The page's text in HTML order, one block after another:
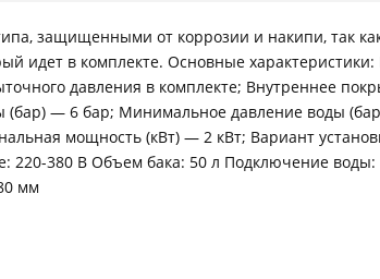
защищенными от коррозии и накипи, так
идет в комплекте. Основные
давления в комплекте; Внутреннее
— 6 бар; Минимальное давление воды
мощность (кВт) — 2 кВт; Вариант
380 В Объем бака: 50 л Подключение
мм